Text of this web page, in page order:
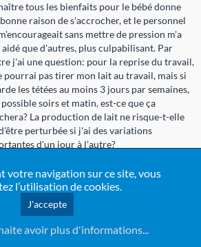
votre navigation sur ce site, vous
l’utilisation de cookies.
J'accepte
avoir plus d'informations...
tous les bienfaits pour le bébé donne
raison de s'accrocher, et le personnel
sans mettre de pression m'a
aidé que d'autres, plus culpabilisant. Par
j'ai une question: pour la reprise du travail,
pourrai pas tirer mon lait au travail, mais si
les tétées au moins 3 jours par semaines,
soirs et matin, est-ce que ça
La production de lait ne risque-t-elle
perturbée si j'ai des variations
d'un jour à l'autre?
12 septembre 2022 à 20:50